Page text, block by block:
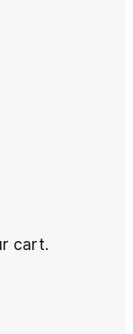
cart.